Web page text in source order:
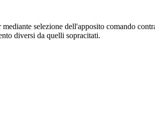
selezione dell'apposito comando
diversi da quelli sopracitati.